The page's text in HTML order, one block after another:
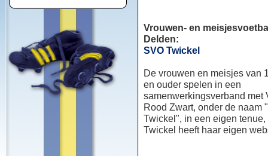
Vrouwen- en
Delden:
SVO Twickel
De vrouwen en meisjes van
en ouder spelen in een
samenwerkingsverband met
Rood Zwart, onder de naam
Twickel", in een eigen
Twickel heeft haar eigen